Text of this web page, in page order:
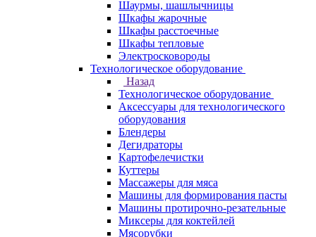
Шаурмы, шашлычницы
Шкафы жарочные
Шкафы расстоечные
Шкафы тепловые
Электросковороды
Технологическое оборудование
Назад
Технологическое оборудование
Аксессуары для технологического
оборудования
Блендеры
Дегидраторы
Картофелечистки
Куттеры
Массажеры для мяса
Машины для формирования пасты
Машины протирочно-резательные
Миксеры для коктейлей
Мясорубки